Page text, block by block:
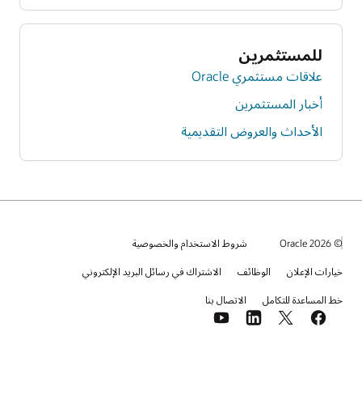
للمستثمرين
علاقات مستثمري Oracle
أخبار المستثمرين
الأحداث والعروض التقديمية
© 2026 Oracle شروط الاستخدام والخصوصية
خيارات الإعلان الوظائف الاشتراك في رسائل البريد الإلكتروني
خط المساعدة للتكامل الاتصال بنا
Facebook
X
LinkedIn
YouTube